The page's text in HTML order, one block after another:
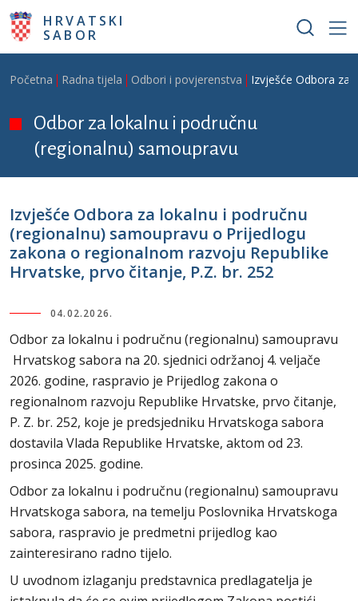
Skoči na glavni sadržaj
HRVATSKI
SABOR
Breadcrumb
Početna Radna tijela Odbori i povjerenstva Izvješće Odbora za
Odbor za lokalnu i područnu
(regionalnu) samoupravu
Izvješće Odbora za lokalnu i područnu
(regionalnu) samoupravu o Prijedlogu
zakona o regionalnom razvoju Republike
Hrvatske, prvo čitanje, P.Z. br. 252
04.02.2026.
Odbor za lokalnu i područnu (regionalnu) samoupravu
Hrvatskog sabora na 20. sjednici održanoj 4. veljače
2026. godine, raspravio je Prijedlog zakona o
regionalnom razvoju Republike Hrvatske, prvo čitanje,
P. Z. br. 252, koje je predsjedniku Hrvatskoga sabora
dostavila Vlada Republike Hrvatske, aktom od 23.
prosinca 2025. godine.
Odbor za lokalnu i područnu (regionalnu) samoupravu
Hrvatskoga sabora, na temelju Poslovnika Hrvatskoga
sabora, raspravio je predmetni prijedlog kao
zainteresirano radno tijelo.
U uvodnom izlaganju predstavnica predlagatelja je